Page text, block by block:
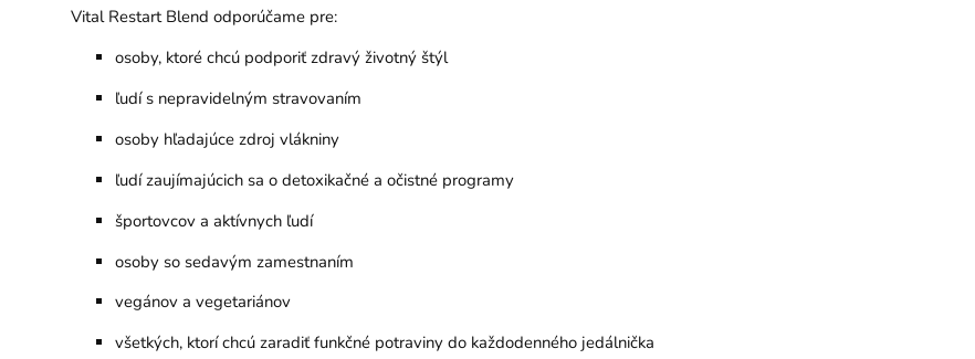
Vital Restart Blend odporúčame pre:
osoby, ktoré chcú podporiť zdravý životný štýl
ľudí s nepravidelným stravovaním
osoby hľadajúce zdroj vlákniny
ľudí zaujímajúcich sa o detoxikačné a očistné programy
športovcov a aktívnych ľudí
osoby so sedavým zamestnaním
vegánov a vegetariánov
všetkých, ktorí chcú zaradiť funkčné potraviny do každodenného jedálnička